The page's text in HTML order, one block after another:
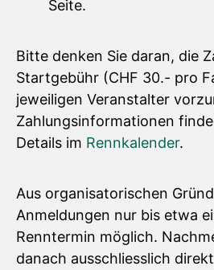
Seite.
Bitte denken Sie daran, die
Startgebühr (CHF 30.- pro
jeweiligen Veranstalter
Zahlungsinformationen
Details im Rennkalender.
Aus organisatorischen
Anmeldungen nur bis etwa
Renntermin möglich.
danach ausschliesslich